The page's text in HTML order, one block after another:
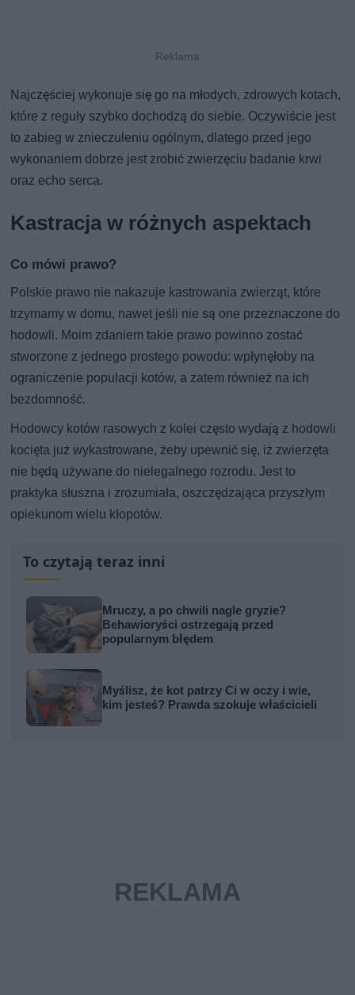
Najczęściej wykonuje się go na młodych, zdrowych kotach,
które z reguły szybko dochodzą do siebie. Oczywiście jest
to zabieg w znieczuleniu ogólnym, dlatego przed jego
wykonaniem dobrze jest zrobić zwierzęciu badanie krwi
oraz echo serca.
Kastracja w różnych aspektach
Co mówi prawo?
Polskie prawo nie nakazuje kastrowania zwierząt, które
trzymamy w domu, nawet jeśli nie są one przeznaczone do
hodowli. Moim zdaniem takie prawo powinno zostać
stworzone z jednego prostego powodu: wpłynęłoby na
ograniczenie populacji kotów, a zatem również na ich
bezdomność.
Hodowcy kotów rasowych z kolei często wydają z hodowli
kocięta już wykastrowane, żeby upewnić się, iż zwierzęta
nie będą używane do nielegalnego rozrodu. Jest to
praktyka słuszna i zrozumiała, oszczędzająca przyszłym
opiekunom wielu kłopotów.
To czytają teraz inni
Mruczy, a po chwili nagle gryzie?
Behawioryści ostrzegają przed
popularnym błędem
Myślisz, że kot patrzy Ci w oczy i wie,
kim jesteś? Prawda szokuje właścicieli